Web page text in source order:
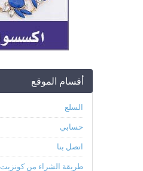
أقسام الموقع
السلع
حسابي
اتصل بنا
طريقة الشراء من كونزيت